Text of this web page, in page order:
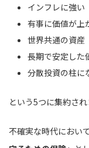
インフレに強い
有事に価値が上
世界共通の資産
長期で安定した
分散投資の柱に
という5つに集約され
不確実な時代におい